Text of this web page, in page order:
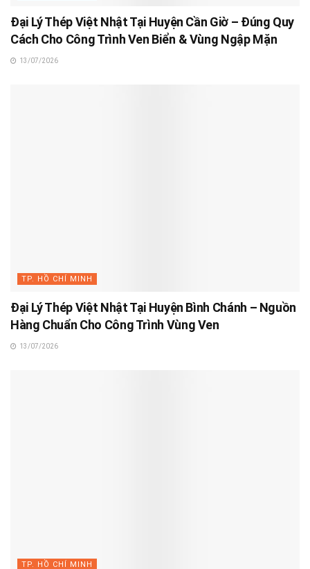
Đại Lý Thép Việt Nhật Tại Huyện Cần Giờ – Đúng Quy
Cách Cho Công Trình Ven Biển & Vùng Ngập Mặn
13/07/2026
TP. HỒ CHÍ MINH
Đại Lý Thép Việt Nhật Tại Huyện Bình Chánh – Nguồn
Hàng Chuẩn Cho Công Trình Vùng Ven
13/07/2026
TP. HỒ CHÍ MINH